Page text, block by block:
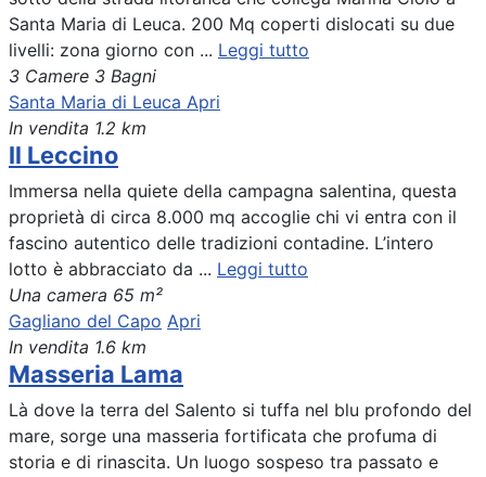
Santa Maria di Leuca. 200 Mq coperti dislocati su due
livelli: zona giorno con ... Leggi tutto
3 Camere 3 Bagni
Santa Maria di Leuca Apri
In vendita 1.2 km
Il Leccino
Immersa nella quiete della campagna salentina, questa
proprietà di circa 8.000 mq accoglie chi vi entra con il
fascino autentico delle tradizioni contadine. L’intero
lotto è abbracciato da ... Leggi tutto
Una camera 65 m²
Gagliano del Capo Apri
In vendita 1.6 km
Masseria Lama
Là dove la terra del Salento si tuffa nel blu profondo del
mare, sorge una masseria fortificata che profuma di
storia e di rinascita. Un luogo sospeso tra passato e